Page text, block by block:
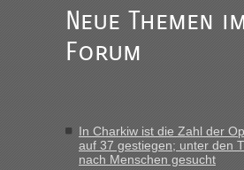
fast 11 Milliarden aufgedeckt
„Am besten wäre natürlich, wenn die
Alleinreisende Männer stehen
Milliarden aufgedeckt
„Kein Zoll. Du musst an sich nur
Neue Themen
Forum
In Charkiw ist die Zahl der
auf 37 gestiegen; unter den
nach Menschen gesucht